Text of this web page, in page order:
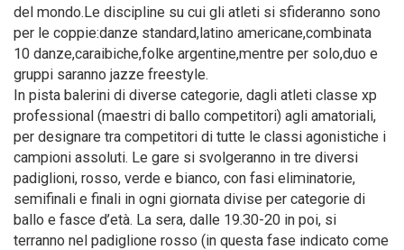
del mondo.Le discipline su cui gli atleti si sfideranno sono
per le coppie:danze standard,latino americane,combinata
10 danze,caraibiche,folke argentine,mentre per solo,duo e
gruppi saranno jazze freestyle.
In pista balerini di diverse categorie, dagli atleti classe xp
professional (maestri di ballo competitori) agli amatoriali,
per designare tra competitori di tutte le classi agonistiche i
campioni assoluti. Le gare si svolgeranno in tre diversi
padiglioni, rosso, verde e bianco, con fasi eliminatorie,
semifinali e finali in ogni giornata divise per categorie di
ballo e fasce d’età. La sera, dalle 19.30-20 in poi, si
terranno nel padiglione rosso (in questa fase indicato come